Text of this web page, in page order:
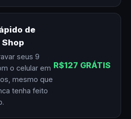
de
Shop
seus 9
o celular em
mesmo que
tenha feito
R$127 GRÁTIS